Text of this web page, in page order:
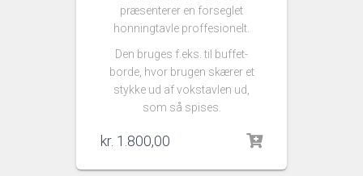
præsenterer en forseglet
honningtavle proffesionelt.
Den bruges f.eks. til buffet-
borde, hvor brugen skærer et
stykke ud af vokstavlen ud,
som så spises.
kr. 1.800,00